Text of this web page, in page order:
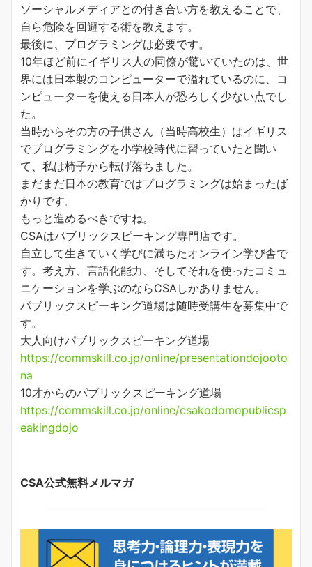
ソーシャルメディアとの付き合い方を教えることで、
自ら危険を回避する術を教えます。
最後に、プログラミングは必要です。
10年ほど前にイギリス人の同僚が驚いていたのは、世
界には日本製のコンピューターで溢れているのに、コ
ンピューターを使える日本人が恐ろしく少ない点でし
た。
当時からその方の子供さん（当時高校生）はイギリス
でプログラミングを小学校時代に習っていたと聞い
て、私は椅子から転げ落ちました。
まだまだ日本の教育ではプログラミングは始まったば
かりです。
もっと進めるべきですね。
CSAはパブリックスピーキング専門店です。
自立して生きていく学びに満ちたオンライン学び舎で
す。考え方、言語化能力、そしてそれを使ったコミュ
ニケーションを学ぶのならCSAしかありません。
パブリックスピーキング道場は随時受講生を募集中で
す。
大人向けパブリックスピーキング道場
https://commskill.co.jp/online/presentationdojooto
na
10才からのパブリックスピーキング道場
https://commskill.co.jp/online/csakodomopublicsp
eakingdojo
CSA公式無料メルマガ